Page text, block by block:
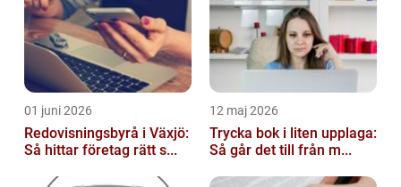
01 juni 2026
Redovisningsbyrå i Växjö:
Så hittar företag rätt s...
12 maj 2026
Trycka bok i liten upplaga:
Så går det till från m...